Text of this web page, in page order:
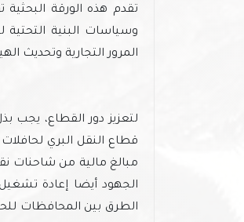
تقدم هذه الورقة
وسياسات البنية
المرور التجارية وتحديث
لتعزيز دور القطاع، يجب
قطاع النقل البري
مبالغ مالية من شاحنات
الجهود أيضا إعادة
الطرق بين المحافظات